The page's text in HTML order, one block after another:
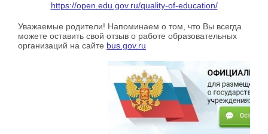
https://open.edu.gov.ru/quality-of-education/
Уважаемые родители! Напоминаем о том, что Вы всегда
можете оставить свой отзыв о работе образовательных
организаций на сайте bus.gov.ru